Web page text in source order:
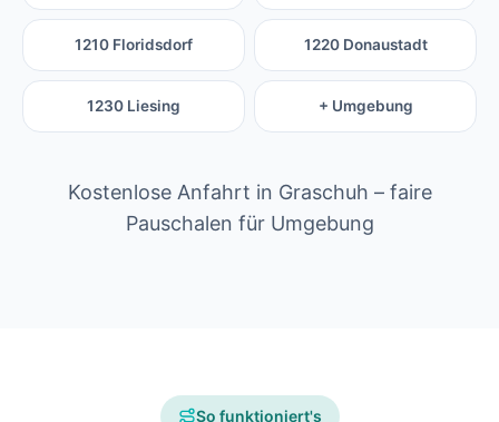
1210 Floridsdorf 1220 Donaustadt
1230 Liesing + Umgebung
Kostenlose Anfahrt in Graschuh – faire
Pauschalen für Umgebung
So funktioniert's